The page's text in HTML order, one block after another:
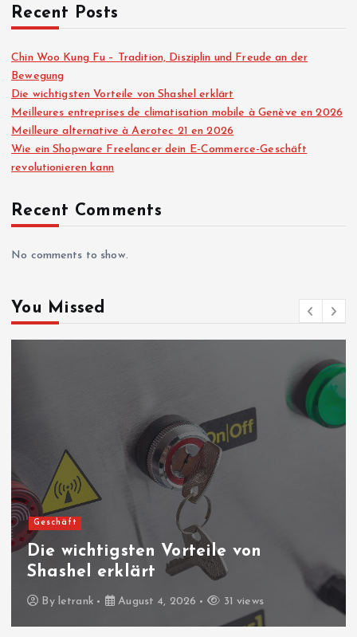
Recent Posts
Chin Woo Kung Fu – Tradition, Disziplin und Freude an der
Bewegung
Die wichtigsten Vorteile von Shashel erklärt
Meilleures entreprises de climatisation mobile à Genève en 2026
Meilleure alternative à Aerotec 21 en 2026
Wie ein Shopware Freelancer dein E-Commerce-Geschäft
revolutionieren kann
Recent Comments
No comments to show.
You Missed
Geschäft
Die wichtigsten Vorteile von
Shashel erklärt
By letrank August 4, 2026 31 views